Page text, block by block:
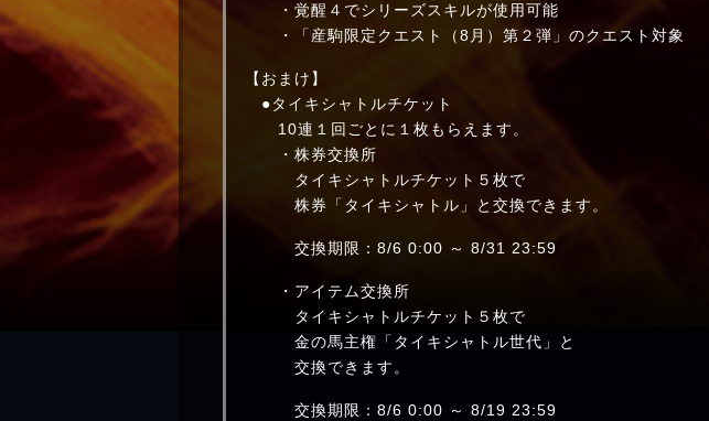
・覚醒４でシリーズスキルが使用可能
・「産駒限定クエスト（8月）第２弾」のクエスト対象
【おまけ】
●タイキシャトルチケット
10連１回ごとに１枚もらえます。
・株券交換所
タイキシャトルチケット５枚で
株券「タイキシャトル」と交換できます。
交換期限：8/6 0:00 ～ 8/31 23:59
・アイテム交換所
タイキシャトルチケット５枚で
金の馬主権「タイキシャトル世代」と
交換できます。
交換期限：8/6 0:00 ～ 8/19 23:59